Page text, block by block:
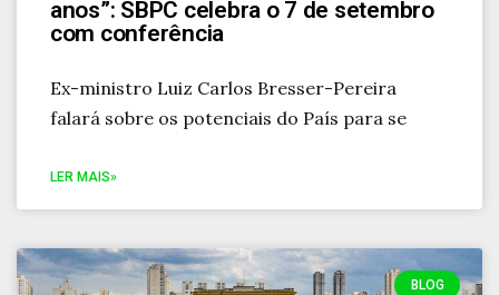
anos”: SBPC celebra o 7 de setembro
com conferência
Ex-ministro Luiz Carlos Bresser-Pereira
falará sobre os potenciais do País para se
LER MAIS»
BLOG